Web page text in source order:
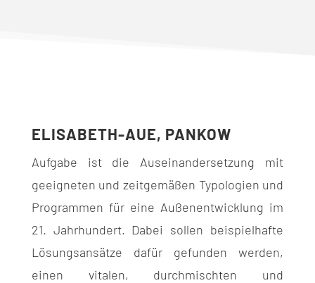
ELISABETH-AUE, PANKOW
Aufgabe ist die Auseinandersetzung mit
geeigneten und zeitgemäßen Typologien und
Programmen für eine Außenentwicklung im
21. Jahrhundert. Dabei sollen beispielhafte
Lösungsansätze dafür gefunden werden,
einen vitalen, durchmischten und